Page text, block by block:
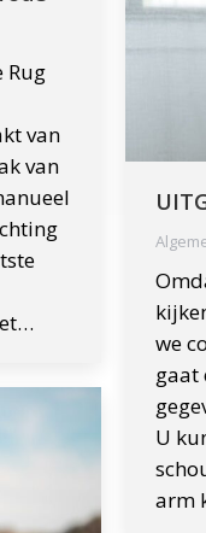
Rug
van
van
we
gaat
U
arm